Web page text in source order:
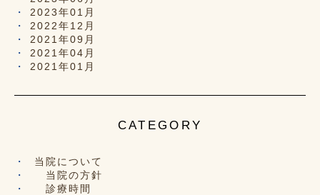
2023年01月
2022年12月
2021年09月
2021年04月
2021年01月
CATEGORY
当院について
当院の方針
診療時間